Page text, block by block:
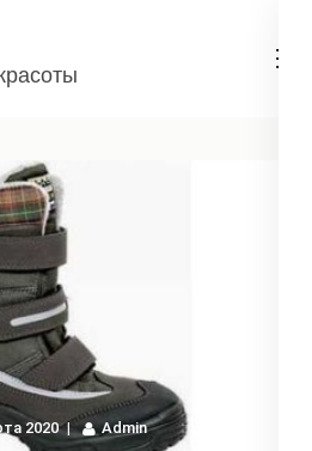
2020 Admin
4 5